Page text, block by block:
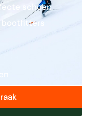
schoen
bootfitters